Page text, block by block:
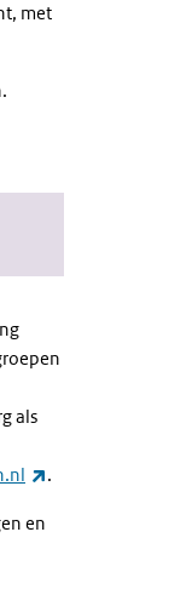
met
als
(externe link)
.
en